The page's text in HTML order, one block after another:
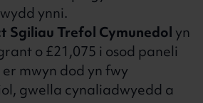
ynni.
Sgiliau Trefol Cymunedolyn
o £21,075 i osod paneli
mwyn dod yn fwy
gwella cynaliadwyedd a